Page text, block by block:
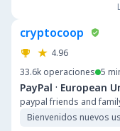
cryptocoop
4.96
33.6k operaciones 5
PayPal · European
paypal friends and
Bienvenidos nuevos